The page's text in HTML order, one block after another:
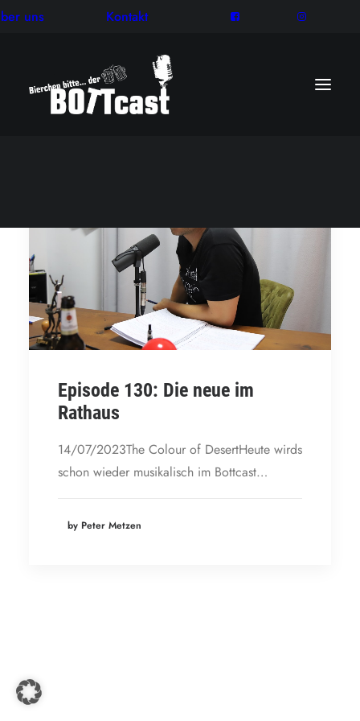
uns Kontakt
Episode 130: Die neue im
Rathaus
14/07/2023The Colour of DesertHeute wirds
schon wieder musikalisch im Bottcast…
by Peter Metzen